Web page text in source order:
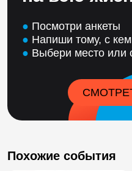
● Посмотри анкеты
● Напиши тому, с
● Выбери место или
Похожие события